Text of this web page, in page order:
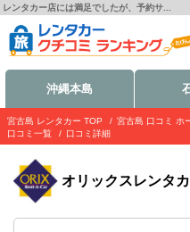
レンタカー店には満足でしたが、予約サ...
沖縄本島
宮古島 レンタカー TOP 宮古島 口コミ ホ
口コミ一覧
口コミ詳細
オリックスレンタ